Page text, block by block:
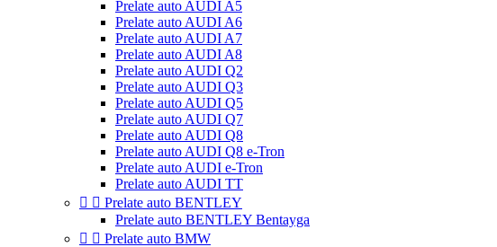
Prelate auto AUDI A5
Prelate auto AUDI A6
Prelate auto AUDI A7
Prelate auto AUDI A8
Prelate auto AUDI Q2
Prelate auto AUDI Q3
Prelate auto AUDI Q5
Prelate auto AUDI Q7
Prelate auto AUDI Q8
Prelate auto AUDI Q8 e-Tron
Prelate auto AUDI e-Tron
Prelate auto AUDI TT
  Prelate auto BENTLEY
Prelate auto BENTLEY Bentayga
  Prelate auto BMW